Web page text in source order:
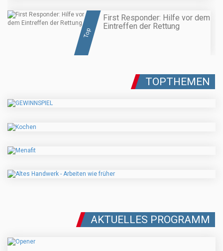
Top
First Responder: Hilfe vor dem
Eintreffen der Rettung
TOPTHEMEN
AKTUELLES PROGRAMM